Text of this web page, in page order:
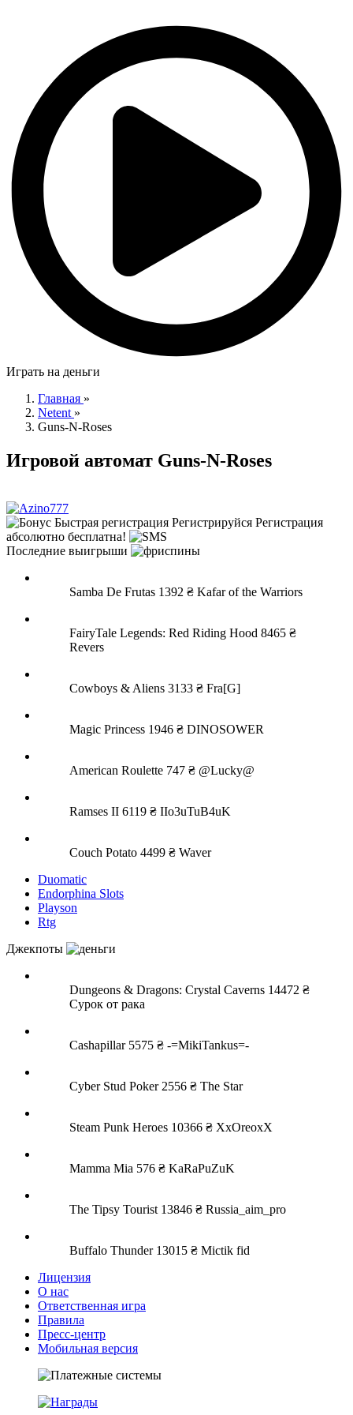
Играть на деньги
Главная »
Netent »
Guns-N-Roses
Игровой автомат Guns-N-Roses
Быстрая регистрация Регистрируйся Регистрация
абсолютно бесплатна!
Последние выигрыши
Samba De Frutas 1392 ₴ Kafar of the Warriors
FairyTale Legends: Red Riding Hood 8465 ₴
Revers
Cowboys & Aliens 3133 ₴ Fra[G]
Magic Princess 1946 ₴ DINOSOWER
American Roulette 747 ₴ @Lucky@
Ramses II 6119 ₴ IIo3uTuB4uK
Couch Potato 4499 ₴ Waver
Duomatic
Endorphina Slots
Playson
Rtg
Джекпоты
Dungeons & Dragons: Crystal Caverns 14472 ₴
Сурок от рака
Cashapillar 5575 ₴ -=MikiTankus=-
Cyber Stud Poker 2556 ₴ The Star
Steam Punk Heroes 10366 ₴ XxOreoxX
Mamma Mia 576 ₴ KaRaPuZuK
The Tipsy Tourist 13846 ₴ Russia_aim_pro
Buffalo Thunder 13015 ₴ Mictik fid
Лицензия
О нас
Ответственная игра
Правила
Пресс-центр
Мобильная версия